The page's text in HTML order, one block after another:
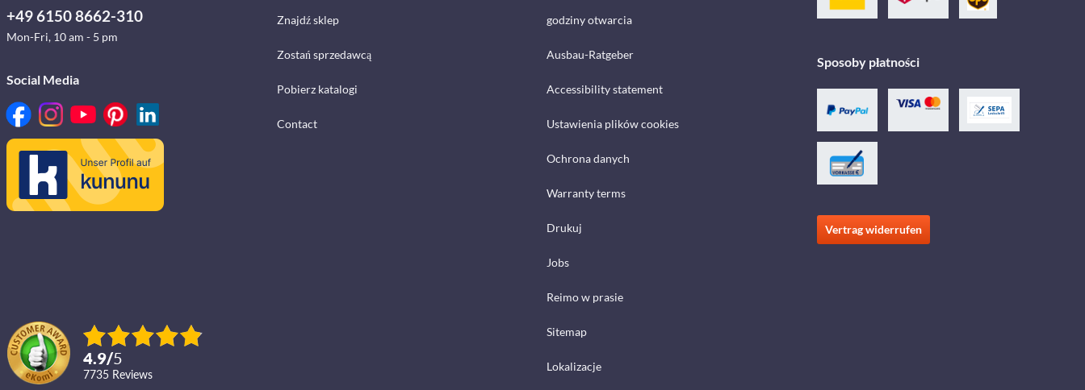
+49 6150 8662-310
Mon-Fri, 10 am - 5 pm
Social Media
4.9/5
7735 reviews
Znajdź sklep
Zostań sprzedawcą
Pobierz katalogi
Contact
godziny otwarcia
Ausbau-Ratgeber
Accessibility statement
Ustawienia plików cookies
Ochrona danych
Warranty terms
Drukuj
Jobs
Reimo w prasie
Sitemap
Lokalizacje
Sposoby płatności
Vertrag widerrufen